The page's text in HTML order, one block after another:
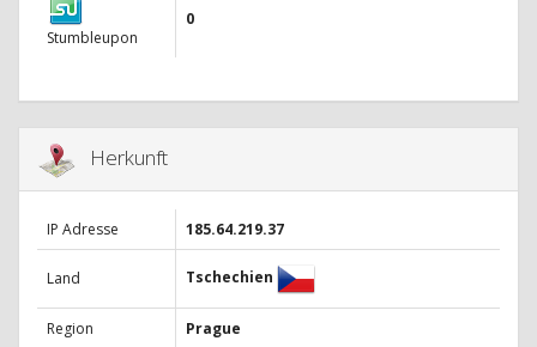
Stumbleupon
0
Herkunft
IP Adresse 185.64.219.37
Land Tschechien
Region
Prague